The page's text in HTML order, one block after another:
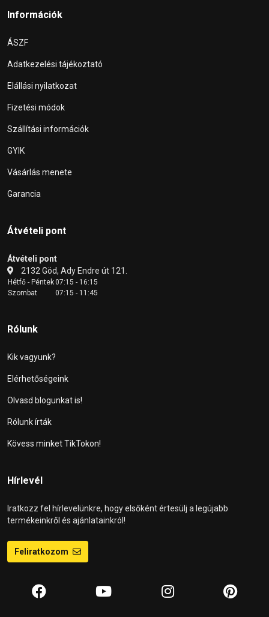
Információk
ÁSZF
Adatkezelési tájékoztató
Elállási nyilatkozat
Fizetési módok
Szállítási információk
GYIK
Vásárlás menete
Garancia
Átvételi pont
Átvételi pont
2132 Göd, Ady Endre út 121.
Hétfő - Péntek07:15 - 16:15
Szombat
07:15 - 11:45
Rólunk
Kik vagyunk?
Elérhetőségeink
Olvasd blogunkat is!
Rólunk írták
Kövess minket TikTokon!
Hírlevél
Iratkozz fel hírlevelünkre, hogy elsőként értesülj a legújabb
termékeinkről és ajánlatainkról!
Feliratkozom